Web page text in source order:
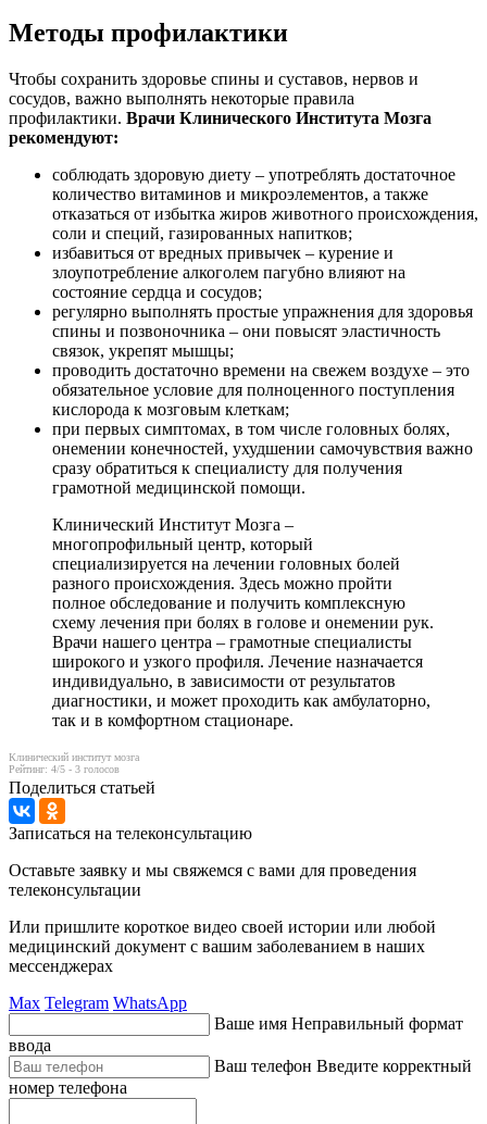
Методы профилактики
Чтобы сохранить здоровье спины и суставов, нервов и
сосудов, важно выполнять некоторые правила
профилактики. Врачи Клинического Института Мозга
рекомендуют:
соблюдать здоровую диету – употреблять достаточное
количество витаминов и микроэлементов, а также
отказаться от избытка жиров животного происхождения,
соли и специй, газированных напитков;
избавиться от вредных привычек – курение и
злоупотребление алкоголем пагубно влияют на
состояние сердца и сосудов;
регулярно выполнять простые упражнения для здоровья
спины и позвоночника – они повысят эластичность
связок, укрепят мышцы;
проводить достаточно времени на свежем воздухе – это
обязательное условие для полноценного поступления
кислорода к мозговым клеткам;
при первых симптомах, в том числе головных болях,
онемении конечностей, ухудшении самочувствия важно
сразу обратиться к специалисту для получения
грамотной медицинской помощи.
Клинический Институт Мозга –
многопрофильный центр, который
специализируется на лечении головных болей
разного происхождения. Здесь можно пройти
полное обследование и получить комплексную
схему лечения при болях в голове и онемении рук.
Врачи нашего центра – грамотные специалисты
широкого и узкого профиля. Лечение назначается
индивидуально, в зависимости от результатов
диагностики, и может проходить как амбулаторно,
так и в комфортном стационаре.
Клинический институт мозга
Рейтинг: 4/5 - 3 голосов
Поделиться статьей
Записаться на телеконсультацию
Оставьте заявку и мы свяжемся с вами для проведения
телеконсультации
Или пришлите короткое видео своей истории или любой
медицинский документ с вашим заболеванием в наших
мессенджерах
Max Telegram WhatsApp
Ваше имя Неправильный формат
ввода
Ваш телефон Введите корректный
номер телефона